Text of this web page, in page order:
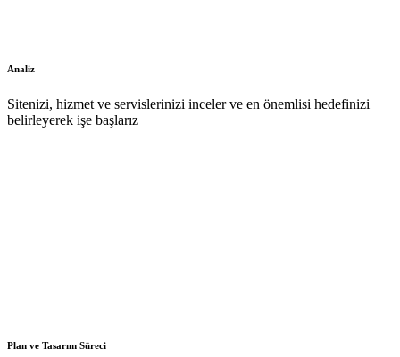
Analiz
Sitenizi, hizmet ve servislerinizi inceler ve en önemlisi hedefinizi
belirleyerek işe başlarız
Plan ve Tasarım Süreci